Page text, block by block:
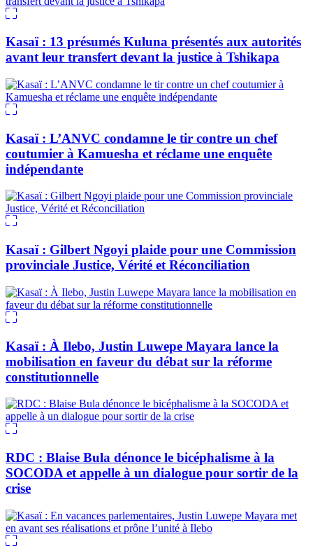
Kasaï : 13 présumés Kuluna présentés aux autorités
avant leur transfert devant la justice à Tshikapa
Kasaï : L’ANVC condamne le tir contre un chef
coutumier à Kamuesha et réclame une enquête
indépendante
Kasaï : Gilbert Ngoyi plaide pour une Commission
provinciale Justice, Vérité et Réconciliation
Kasaï : À Ilebo, Justin Luwepe Mayara lance la
mobilisation en faveur du débat sur la réforme
constitutionnelle
RDC : Blaise Bula dénonce le bicéphalisme à la
SOCODA et appelle à un dialogue pour sortir de la
crise